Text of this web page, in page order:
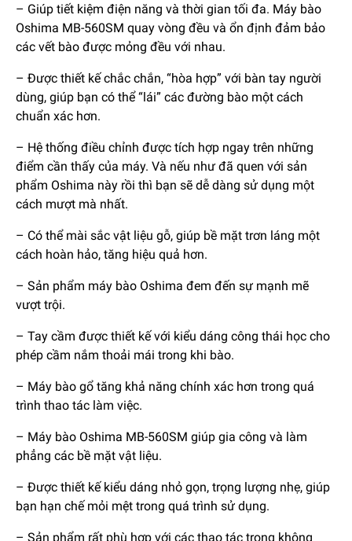
– Giúp tiết kiệm điện năng và thời gian tối đa. Máy bào
Oshima MB-560SM quay vòng đều và ổn định đảm bảo
các vết bào được mỏng đều với nhau.
– Được thiết kế chắc chắn, “hòa hợp” với bàn tay người
dùng, giúp bạn có thể “lái” các đường bào một cách
chuẩn xác hơn.
– Hệ thống điều chỉnh được tích hợp ngay trên những
điểm cần thấy của máy. Và nếu như đã quen với sản
phẩm Oshima này rồi thì bạn sẽ dễ dàng sử dụng một
cách mượt mà nhất.
– Có thể mài sắc vật liệu gỗ, giúp bề mặt trơn láng một
cách hoàn hảo, tăng hiệu quả hơn.
– Sản phẩm máy bào Oshima đem đến sự mạnh mẽ
vượt trội.
– Tay cầm được thiết kế với kiểu dáng công thái học cho
phép cầm nắm thoải mái trong khi bào.
– Máy bào gổ tăng khả năng chính xác hơn trong quá
trình thao tác làm việc.
– Máy bào Oshima MB-560SM giúp gia công và làm
phẳng các bề mặt vật liệu.
– Được thiết kế kiểu dáng nhỏ gọn, trọng lượng nhẹ, giúp
bạn hạn chế mỏi mệt trong quá trình sử dụng.
– Sản phẩm rất phù hợp với các thao tác trong không